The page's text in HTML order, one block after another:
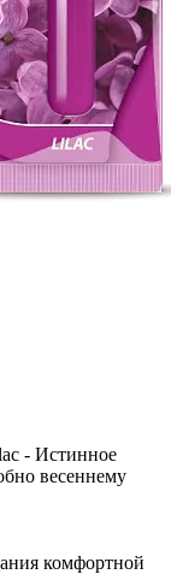
- Истинное
весеннему
комфортной